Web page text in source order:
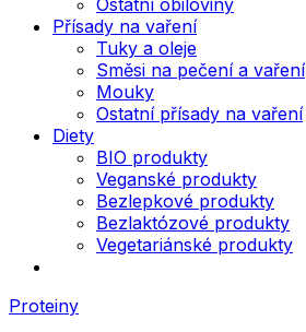
Přísady na vaření
Tuky a oleje
Směsi na pečení a vaření
Mouky
Ostatní přísady na vaření
Diety
BIO produkty
Veganské produkty
Bezlepkové produkty
Bezlaktózové produkty
Vegetariánské produkty
Proteiny